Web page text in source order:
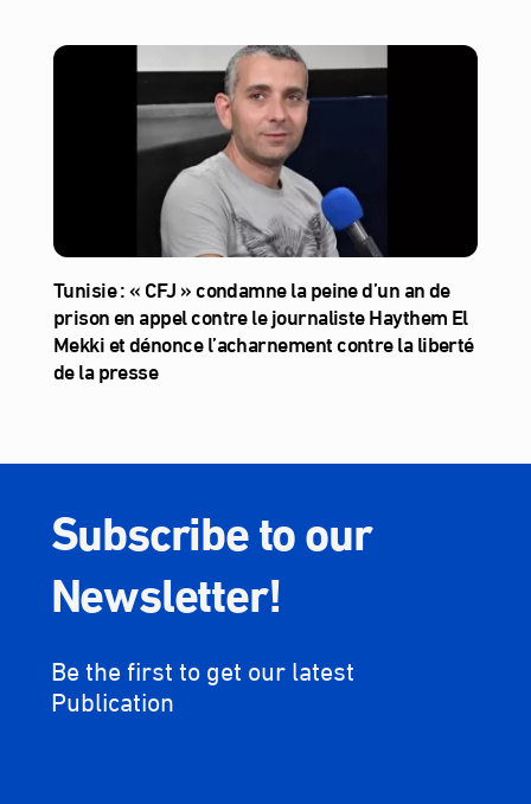
Tunisie : « CFJ » condamne la peine d’un an de
prison en appel contre le journaliste Haythem El
Mekki et dénonce l’acharnement contre la liberté
de la presse
Subscribe to our
Newsletter!
Be the first to get our latest
Publication